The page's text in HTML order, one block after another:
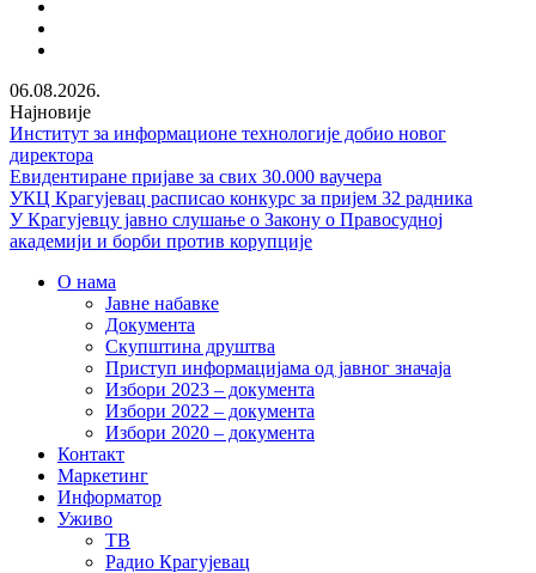
06.08.2026.
Најновије
Институт за информационе технологије добио новог
директора
Евидентиране пријаве за свих 30.000 ваучера
УКЦ Крагујевац расписао конкурс за пријем 32 радника
У Крагујевцу јавно слушање о Закону о Правосудној
академији и борби против корупције
О нама
Јавне набавке
Документа
Скупштина друштва
Приступ информацијама од јавног значаја
Избори 2023 – документа
Избори 2022 – документа
Избори 2020 – документа
Контакт
Маркетинг
Информатор
Уживо
ТВ
Радио Крагујевац